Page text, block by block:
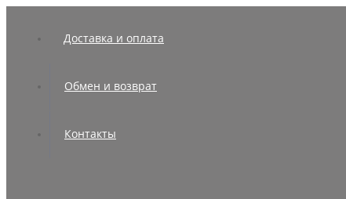
Доставка и оплата
Обмен и возврат
Контакты